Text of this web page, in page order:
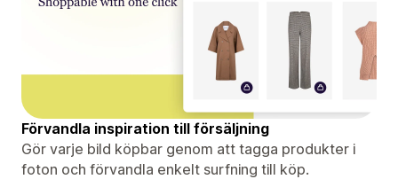
Förvandla inspiration till försäljning
Gör varje bild köpbar genom att tagga produkter i
foton och förvandla enkelt surfning till köp.